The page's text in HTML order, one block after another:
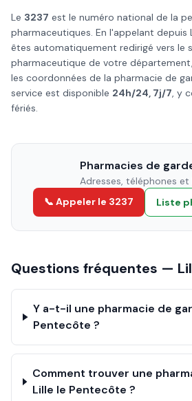
Le 3237 est le numéro national de la
pharmaceutiques. En l'appelant depuis
êtes automatiquement redirigé vers le
pharmaceutique de votre
les coordonnées de la pharmacie de
service est disponible 24h/24, 7j/7, y
fériés.
Pharmacies de
Adresses, téléphones et
📞 Appeler le 3237
Liste
Questions fréquentes —
Y a-t-il une pharmacie de
Pentecôte ?
Comment trouver une
Lille le Pentecôte ?